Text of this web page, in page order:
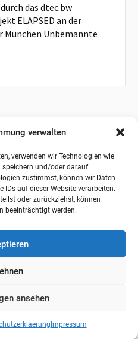
verwalten
verwenden wir Technologien wie
speichern und/oder darauf
zustimmst, können wir Daten
IDs auf dieser Website verarbeiten.
oder zurückziehst, können
beeinträchtigt werden.
ansehen
Impressum
das dtec.bw
ELAPSED an der
München Unbemannte